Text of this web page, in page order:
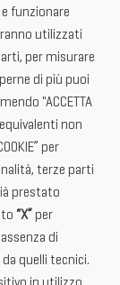
funzionare
utilizzati
per misurare
di più puoi
"ACCETTA
non
per
terze parti
prestato
“X” per
di
quelli tecnici.